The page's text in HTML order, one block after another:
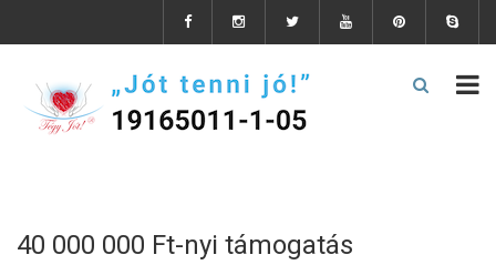
40 000 000 Ft-nyi támogatás